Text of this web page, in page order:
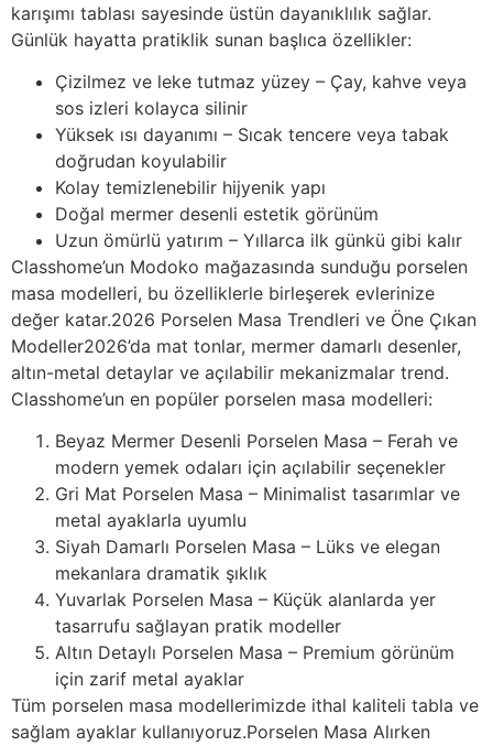
karışımı tablası sayesinde üstün dayanıklılık sağlar.
Günlük hayatta pratiklik sunan başlıca özellikler:
Çizilmez ve leke tutmaz yüzey – Çay, kahve veya
sos izleri kolayca silinir
Yüksek ısı dayanımı – Sıcak tencere veya tabak
doğrudan koyulabilir
Kolay temizlenebilir hijyenik yapı
Doğal mermer desenli estetik görünüm
Uzun ömürlü yatırım – Yıllarca ilk günkü gibi kalır
Classhome’un Modoko mağazasında sunduğu porselen
masa modelleri, bu özelliklerle birleşerek evlerinize
değer katar.2026 Porselen Masa Trendleri ve Öne Çıkan
Modeller2026’da mat tonlar, mermer damarlı desenler,
altın-metal detaylar ve açılabilir mekanizmalar trend.
Classhome’un en popüler porselen masa modelleri:
Beyaz Mermer Desenli Porselen Masa – Ferah ve
modern yemek odaları için açılabilir seçenekler
Gri Mat Porselen Masa – Minimalist tasarımlar ve
metal ayaklarla uyumlu
Siyah Damarlı Porselen Masa – Lüks ve elegan
mekanlara dramatik şıklık
Yuvarlak Porselen Masa – Küçük alanlarda yer
tasarrufu sağlayan pratik modeller
Altın Detaylı Porselen Masa – Premium görünüm
için zarif metal ayaklar
Tüm porselen masa modellerimizde ithal kaliteli tabla ve
sağlam ayaklar kullanıyoruz.Porselen Masa Alırken